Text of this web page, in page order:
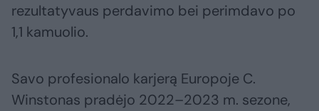
rezultatyvaus perdavimo bei perimdavo po
1,1 kamuolio.
Savo profesionalo karjerą Europoje C.
Winstonas pradėjo 2022–2023 m. sezone,